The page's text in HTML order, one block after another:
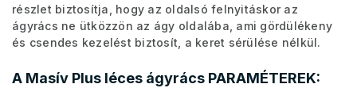
részlet biztosítja, hogy az oldalsó felnyitáskor az
ágyrács ne ütközzön az ágy oldalába, ami gördülékeny
és csendes kezelést biztosít, a keret sérülése nélkül.
A Masív Plus léces ágyrács PARAMÉTEREK: